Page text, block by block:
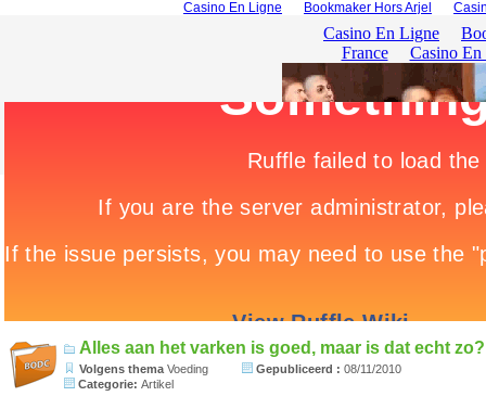
Casino En Ligne Bookmaker Hors Arjel
Alles aan het varken is goed, maar is dat echt zo?
Volgens thema Voeding Gepubliceerd : 08/11/2010
Categorie: Artikel